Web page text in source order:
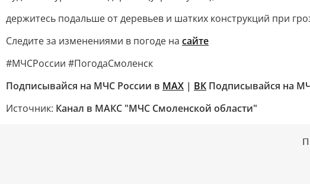
держитесь подальше от деревьев и шатких конструкций при
Следите за изменениями в погоде на сайте
#МЧСРоссии #ПогодаСмоленск
Подписывайся на МЧС России в MAX | ВК Подписывайся на
Источник: Канал в МАКС "МЧС Смоленской области"